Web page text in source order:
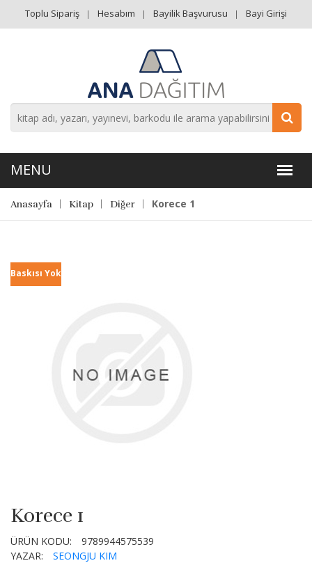
Toplu Sipariş Hesabım Bayilik Başvurusu Bayi Girişi
Anasayfa Kitap Diğer Korece 1
Baskısı Yok
Korece 1
ÜRÜN KODU:
9789944575539
YAZAR:
SEONGJU KIM